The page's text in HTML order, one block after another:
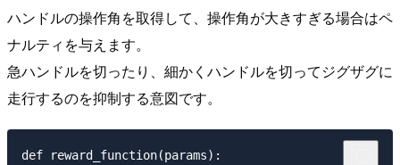
ハンドルの操作角を取得して、操作角が大きすぎる場合はペ
ナルティを与えます。
急ハンドルを切ったり、細かくハンドルを切ってジグザグに
走行するのを抑制する意図です。
def reward_function(params):